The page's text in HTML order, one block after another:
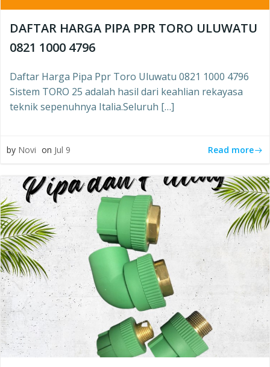
DAFTAR HARGA PIPA PPR TORO ULUWATU
0821 1000 4796
Daftar Harga Pipa Ppr Toro Uluwatu 0821 1000 4796
Sistem TORO 25 adalah hasil dari keahlian rekayasa
teknik sepenuhnya Italia.Seluruh […]
by Novi on Jul 9 Read more